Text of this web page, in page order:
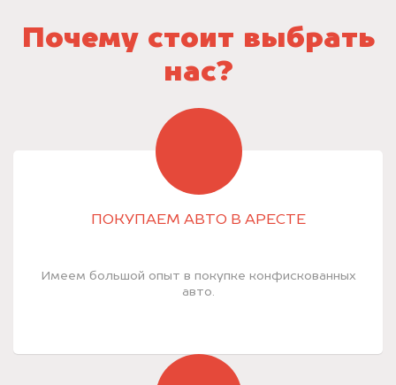
Почему стоит выбрать
нас?
ПОКУПАЕМ АВТО В АРЕСТЕ
Имеем большой опыт в покупке конфискованных
авто.